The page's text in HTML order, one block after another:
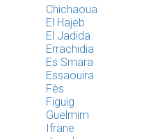
Chichaoua
El Hajeb
El Jadida
Errachidia
Es Smara
Essaouira
Fès
Figuig
Guelmim
Ifrane